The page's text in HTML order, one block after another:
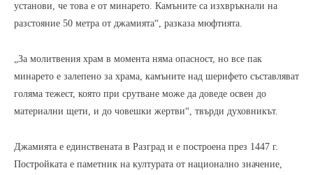
установи, че това е от минарето. Камъните са изхвръкнали на
разстояние 50 метра от джамията“, разказа мюфтията.
„За молитвения храм в момента няма опасност, но все пак
минарето е залепено за храма, камъните над шерифето съставляват
голяма тежест, която при срутване може да доведе освен до
материални щети, и до човешки жертви“, твърди духовникът.
Джамията е единствената в Разград и е построена през 1447 г.
Постройката е паметник на културата от национално значение,